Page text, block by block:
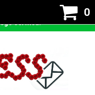
0
tzw ciastek w celu
przyjmowanie cookies
serwisu.